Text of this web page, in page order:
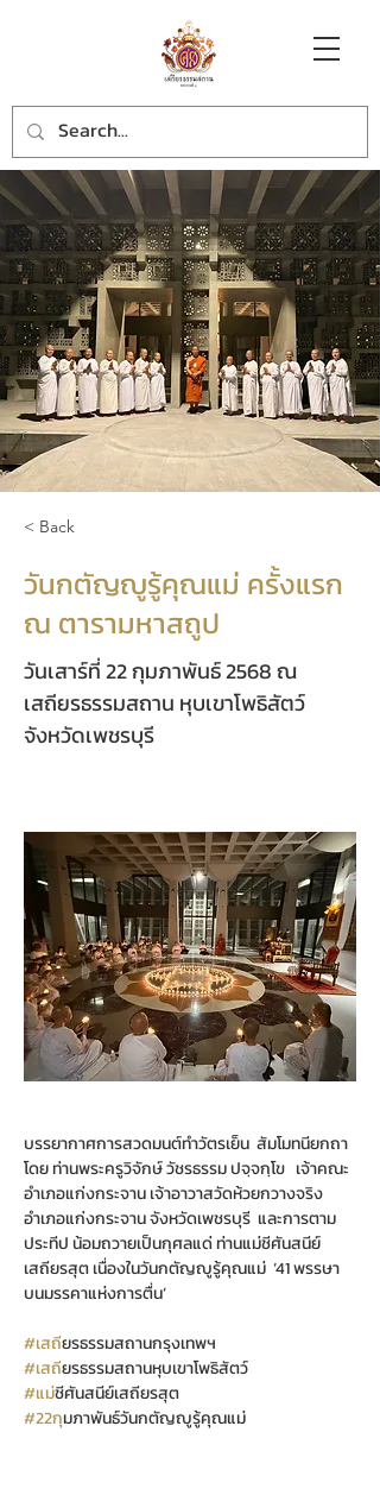
< Back
วันกตัญญูรู้คุณแม่ ครั้งแรก
ณ ตารามหาสถูป
วันเสาร์ที่ 22 กุมภาพันธ์ 2568 ณ
เสถียรธรรมสถาน หุบเขาโพธิสัตว์
จังหวัดเพชรบุรี
บรรยากาศการสวดมนต์ทำวัตรเย็น  สัมโมทนียกถา
โดย ท่านพระครูวิจักษ์ วัชรธรรม ปจฺจกฺโข   เจ้าคณะ
อำเภอแก่งกระจาน เจ้าอาวาสวัดห้วยกวางจริง
อำเภอแก่งกระจาน จังหวัดเพชรบุรี  และการตาม
ประทีป น้อมถวายเป็นกุศลแด่ ท่านแม่ชีศันสนีย์
เสถียรสุต เนื่องในวันกตัญญูรู้คุณแม่  ‘41 พรรษา
บนมรรคาแห่งการตื่น’
#เสถียรธรรมสถานกรุงเทพฯ
#เสถียรธรรมสถานหุบเขาโพธิสัตว์
#แม่ชีศันสนีย์เสถียรสุต
#22กุมภาพันธ์วันกตัญญูรู้คุณแม่